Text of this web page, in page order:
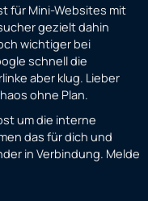
für Mini-Websites mit
gezielt dahin
wichtiger bei
schnell die
aber klug. Lieber
ohne Plan.
um die interne
das für dich und
in Verbindung. Melde